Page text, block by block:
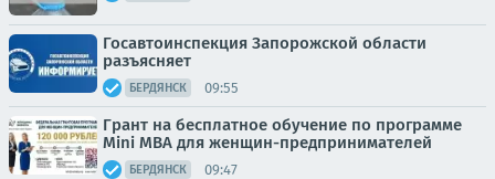
Госавтоинспекция Запорожской области
разъясняет
БЕРДЯНСК 09:55
Грант на бесплатное обучение по программе
Mini MBA для женщин-предпринимателей
БЕРДЯНСК 09:47